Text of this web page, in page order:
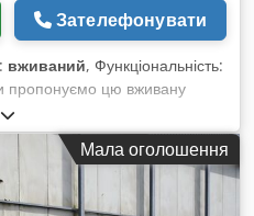
Зателефонувати
вживаний, Функціональність:
пропонуємо цю вживану
V/G, рік випуску 2015. Серія
V/G Серійний номер: FP
Aa Uja Напруга: 230 В Якщо
додаткова інформація, будь
Мала оголошення